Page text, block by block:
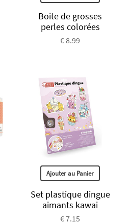
Boite de grosses
perles colorées
€ 8.99
Ajouter au Panier
Set plastique dingue
aimants kawai
€ 7.15